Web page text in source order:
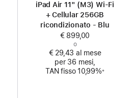
iPad Air 11" (M3) Wi‑Fi
+ Cellular 256GB
ricondizionato - Blu
€ 899,00
o
€ 29,43 al mese
per 36 mesi,
TAN fisso 10,99%※